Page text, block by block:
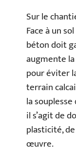
Sur le
Face à un
béton doit
augmente
pour éviter
terrain
la
il s’agit de
plasticité,
œuvre.